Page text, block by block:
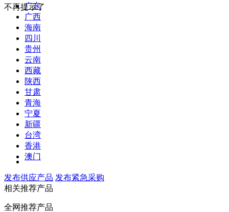
广东
广西
海南
四川
贵州
云南
西藏
陕西
甘肃
青海
宁夏
新疆
台湾
香港
澳门
不再提示了
发布供应产品 发布紧急采购
相关推荐产品
全网推荐产品